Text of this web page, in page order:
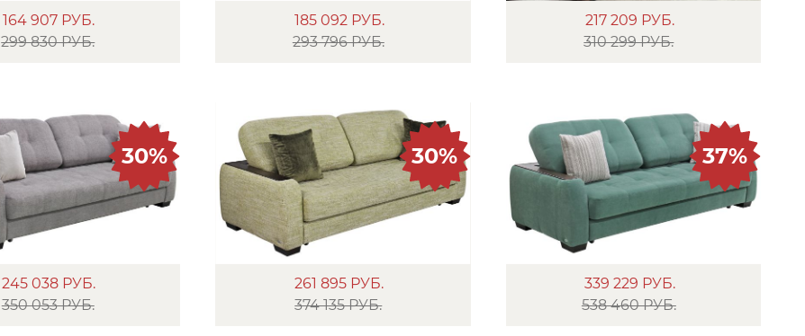
164 907 РУБ.
299 830 РУБ.
185 092 РУБ.
293 796 РУБ.
217 209 РУБ.
310 299 РУБ.
245 038 РУБ.
350 053 РУБ.
30%
261 895 РУБ.
374 135 РУБ.
30%
339 229 РУБ.
538 460 РУБ.
37%